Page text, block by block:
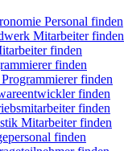
Personal finden
Mitarbeiter finden
finden
finden
finden
finden
finden
Mitarbeiter finden
finden